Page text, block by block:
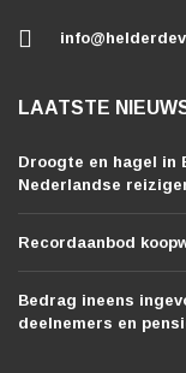
LAATSTE
Droogte en hagel in
Nederlandse
Recordaanbod
Bedrag ineens
deelnemers en